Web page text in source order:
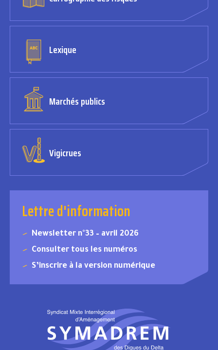
Lexique
Marchés publics
Vigicrues
Lettre d'information
Newsletter n°33 – avril 2026
Consulter tous les numéros
S’inscrire à la version numérique